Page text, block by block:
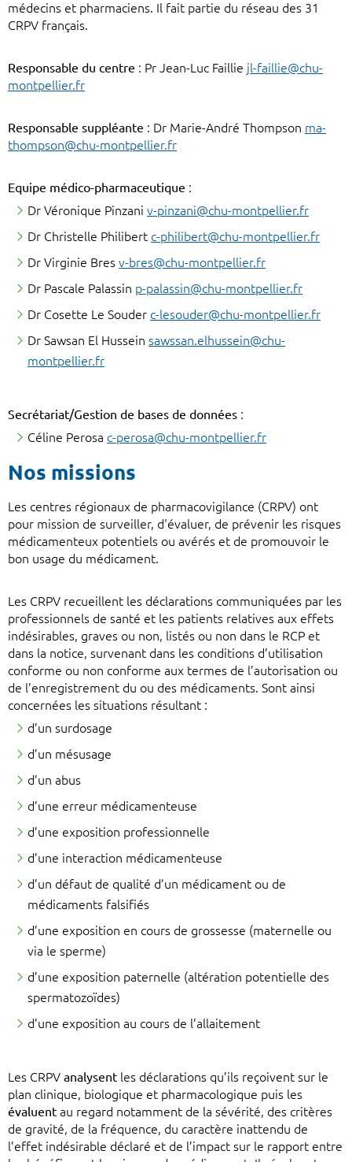
médecins et pharmaciens. Il fait partie du réseau des 31
CRPV français.
Responsable du centre : Pr Jean-Luc Faillie jl-faillie@chu-
montpellier.fr
Responsable suppléante : Dr Marie-André Thompson ma-
thompson@chu-montpellier.fr
Equipe médico-pharmaceutique :
Dr Véronique Pinzani v-pinzani@chu-montpellier.fr
Dr Christelle Philibert c-philibert@chu-montpellier.fr
Dr Virginie Bres v-bres@chu-montpellier.fr
Dr Pascale Palassin p-palassin@chu-montpellier.fr
Dr Cosette Le Souder c-lesouder@chu-montpellier.fr
Dr Sawsan El Hussein sawssan.elhussein@chu-
montpellier.fr
Secrétariat/Gestion de bases de données :
Céline Perosa c-perosa@chu-montpellier.fr
Nos missions
Les centres régionaux de pharmacovigilance (CRPV) ont
pour mission de surveiller, d'évaluer, de prévenir les risques
médicamenteux potentiels ou avérés et de promouvoir le
bon usage du médicament.
Les CRPV recueillent les déclarations communiquées par les
professionnels de santé et les patients relatives aux effets
indésirables, graves ou non, listés ou non dans le RCP et
dans la notice, survenant dans les conditions d’utilisation
conforme ou non conforme aux termes de l’autorisation ou
de l’enregistrement du ou des médicaments. Sont ainsi
concernées les situations résultant :
d’un surdosage
d’un mésusage
d’un abus
d’une erreur médicamenteuse
d’une exposition professionnelle
d’une interaction médicamenteuse
d’un défaut de qualité d’un médicament ou de
médicaments falsifiés
d’une exposition en cours de grossesse (maternelle ou
via le sperme)
d’une exposition paternelle (altération potentielle des
spermatozoïdes)
d’une exposition au cours de l’allaitement
Les CRPV analysent les déclarations qu’ils reçoivent sur le
plan clinique, biologique et pharmacologique puis les
évaluent au regard notamment de la sévérité, des critères
de gravité, de la fréquence, du caractère inattendu de
l’effet indésirable déclaré et de l’impact sur le rapport entre